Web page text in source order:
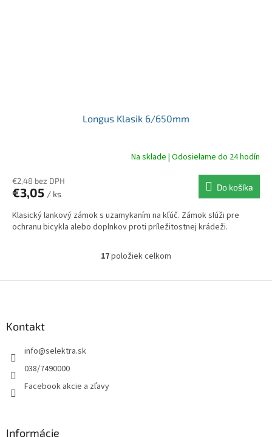
Longus Klasik 6/650mm
Na sklade | Odosielame do 24 hodín
€2,48 bez DPH
€3,05 / ks
Do košíka
Klasický lankový zámok s uzamykaním na kľúč. Zámok slúži pre
ochranu bicykla alebo doplnkov proti príležitostnej krádeži.
O
l
17položiek celkom
Kontakt
info@selektra.sk
038/7490000
Facebook akcie a zľavy
Informácie